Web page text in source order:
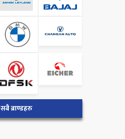
सबै ब्राण्डहरु